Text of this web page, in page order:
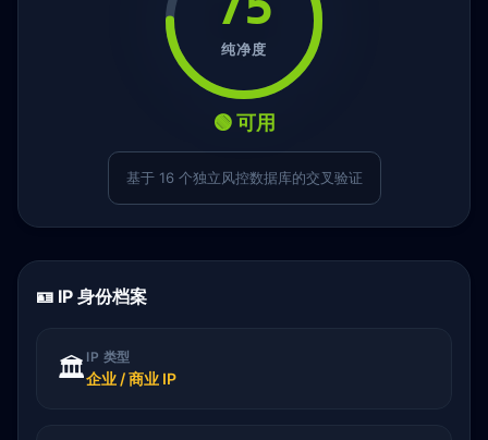
纯净度
🟢 可用
基于 16 个独立风控数据库的交叉验证
🪪 IP 身份档案
🏛️ IP 类型
企业 / 商业 IP